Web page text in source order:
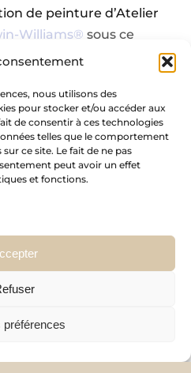
nous utilisons des
pour stocker et/ou accéder aux
de consentir à ces technologies
telles que le comportement
ce site. Le fait de ne pas
peut avoir un effet
et fonctions.
préférences
de peinture d’Atelier
Williams® sous ce
se marie
Pantone 2025 –
également très